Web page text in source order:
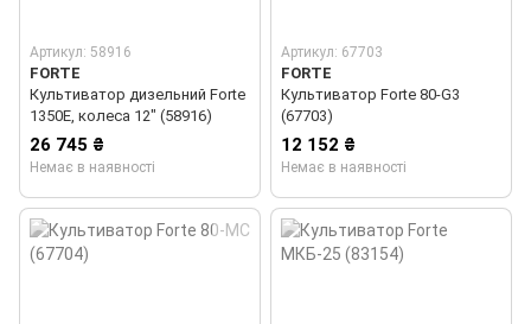
Артикул: 58916
FORTE
Культиватор дизельний Forte
1350E, колеса 12" (58916)
26 745 ₴
Немає в наявності
Артикул: 67703
FORTE
Культиватор Forte 80-G3
(67703)
12 152 ₴
Немає в наявності